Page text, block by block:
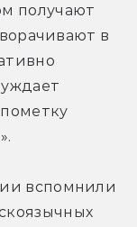
получают
в
вспомнили